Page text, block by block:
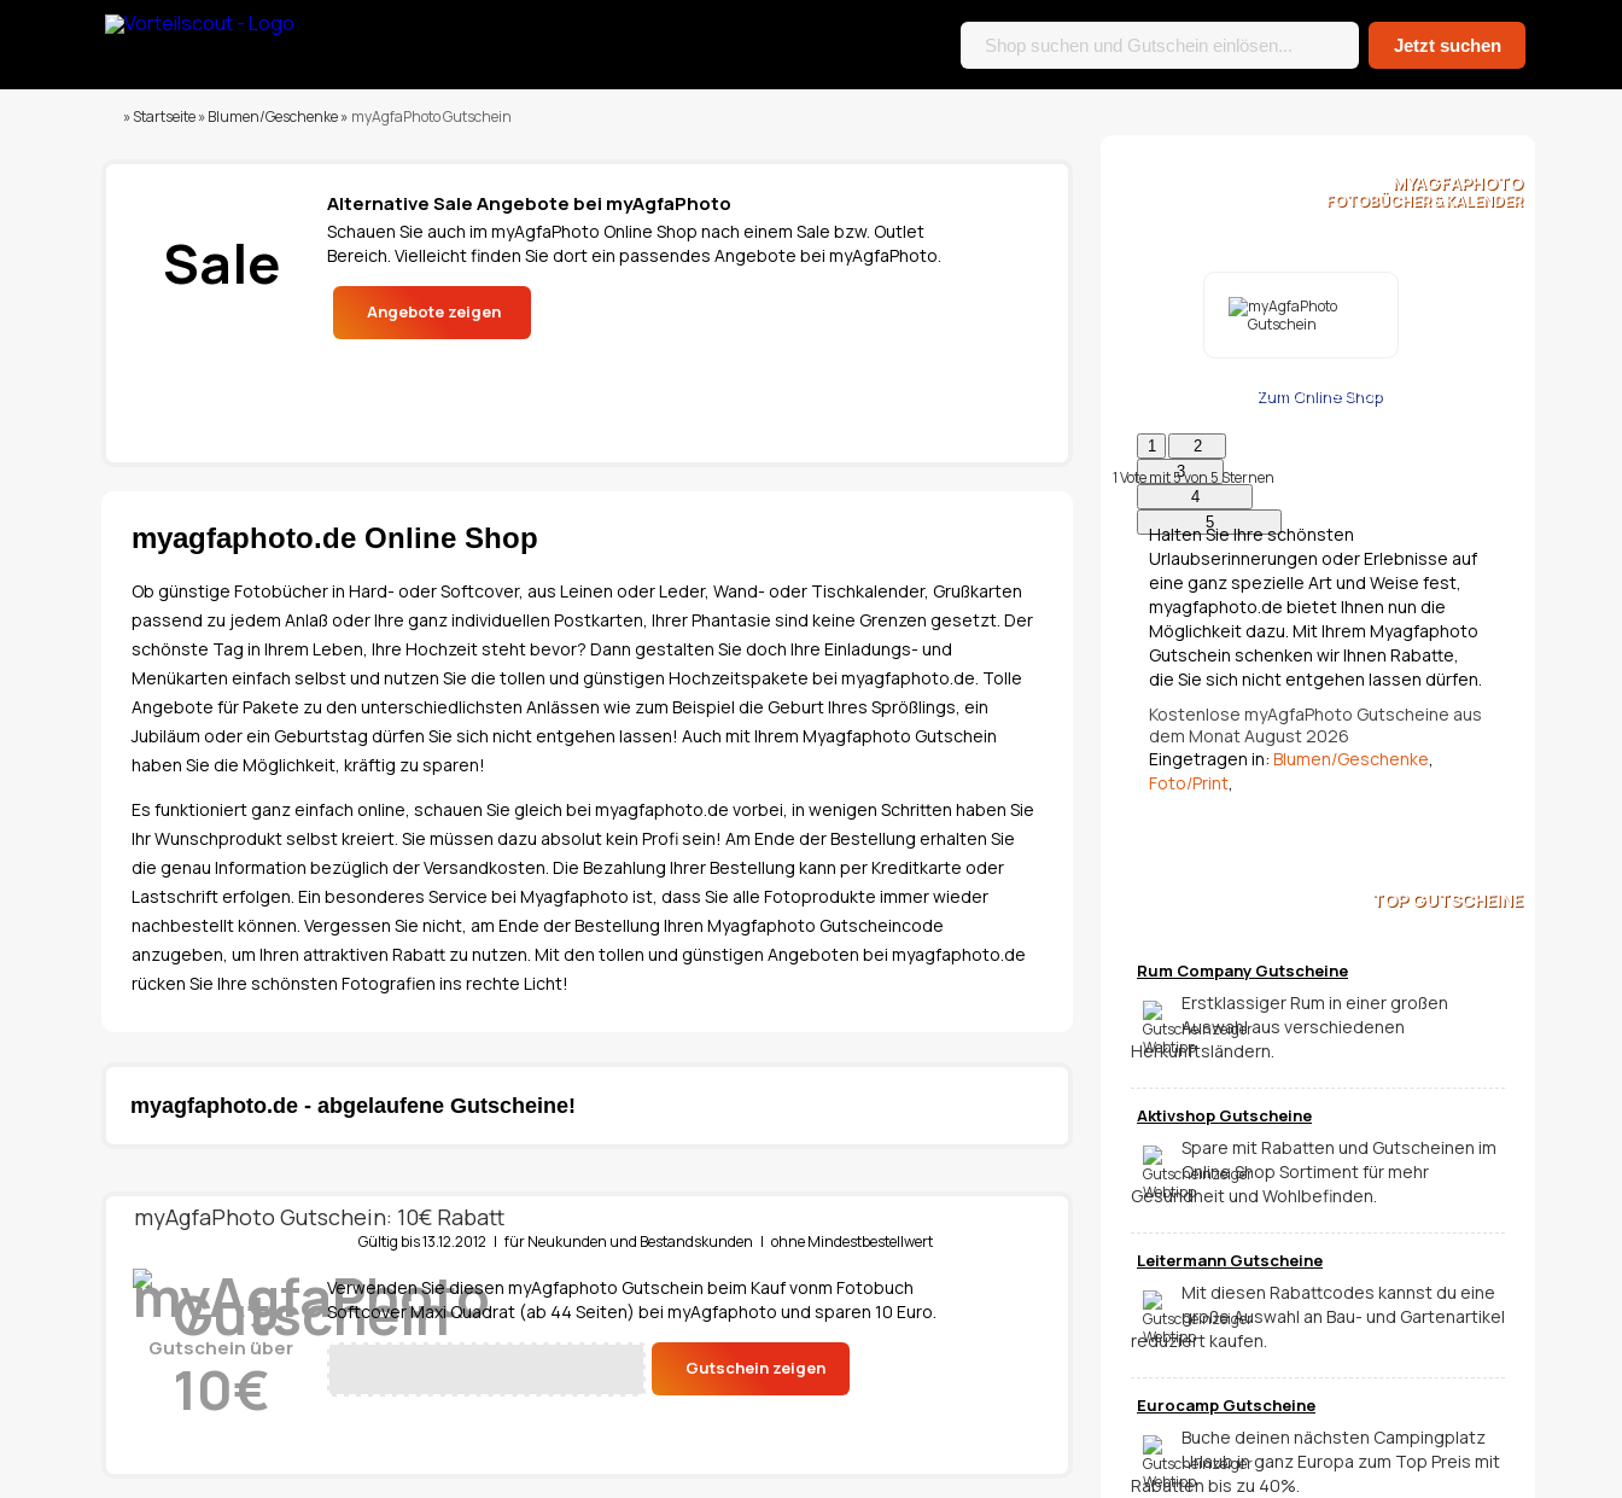
» Startseite » Blumen/Geschenke » myAgfaPhoto Gutschein
Sale
Alternative Sale Angebote bei myAgfaPhoto
Schauen Sie auch im myAgfaPhoto Online Shop nach einem Sale bzw. Outlet
Bereich. Vielleicht finden Sie dort ein passendes Angebote bei myAgfaPhoto.
Angebote zeigen
myagfaphoto.de Online Shop
Ob günstige Fotobücher in Hard- oder Softcover, aus Leinen oder Leder, Wand- oder Tischkalender, Grußkarten
passend zu jedem Anlaß oder Ihre ganz individuellen Postkarten, Ihrer Phantasie sind keine Grenzen gesetzt. Der
schönste Tag in Ihrem Leben, Ihre Hochzeit steht bevor? Dann gestalten Sie doch Ihre Einladungs- und
Menükarten einfach selbst und nutzen Sie die tollen und günstigen Hochzeitspakete bei myagfaphoto.de. Tolle
Angebote für Pakete zu den unterschiedlichsten Anlässen wie zum Beispiel die Geburt Ihres Sprößlings, ein
Jubiläum oder ein Geburtstag dürfen Sie sich nicht entgehen lassen! Auch mit Ihrem Myagfaphoto Gutschein
haben Sie die Möglichkeit, kräftig zu sparen!
Es funktioniert ganz einfach online, schauen Sie gleich bei myagfaphoto.de vorbei, in wenigen Schritten haben Sie
Ihr Wunschprodukt selbst kreiert. Sie müssen dazu absolut kein Profi sein! Am Ende der Bestellung erhalten Sie
die genau Information bezüglich der Versandkosten. Die Bezahlung Ihrer Bestellung kann per Kreditkarte oder
Lastschrift erfolgen. Ein besonderes Service bei Myagfaphoto ist, dass Sie alle Fotoprodukte immer wieder
nachbestellt können. Vergessen Sie nicht, am Ende der Bestellung Ihren Myagfaphoto Gutscheincode
anzugeben, um Ihren attraktiven Rabatt zu nutzen. Mit den tollen und günstigen Angeboten bei myagfaphoto.de
rücken Sie Ihre schönsten Fotografien ins rechte Licht!
myagfaphoto.de - abgelaufene Gutscheine!
myAgfaPhoto Gutschein: 10€ Rabatt
Gültig bis 13.12.2012 | für Neukunden und Bestandskunden | ohne Mindestbestellwert
Gutschein über
10€
Verwenden Sie diesen myAgfaphoto Gutschein beim Kauf vonm Fotobuch
Softcover Maxi Quadrat (ab 44 Seiten) bei myAgfaphoto und sparen 10 Euro.
Gutschein zeigen
MYAGFAPHOTO
FOTOBÜCHER & KALENDER
Zum Online Shop
1Vote mit5von 5Sternen
Halten Sie Ihre schönsten
Urlaubserinnerungen oder Erlebnisse auf
eine ganz spezielle Art und Weise fest,
myagfaphoto.de bietet Ihnen nun die
Möglichkeit dazu. Mit Ihrem Myagfaphoto
Gutschein schenken wir Ihnen Rabatte,
die Sie sich nicht entgehen lassen dürfen.
Kostenlose myAgfaPhoto Gutscheine aus
dem Monat August 2026
Eingetragen in: Blumen/Geschenke,
Foto/Print,
TOPGUTSCHEINE
Rum Company Gutscheine
Erstklassiger Rum in einer großen
Auswahl aus verschiedenen
Herkunftsländern.
Aktivshop Gutscheine
Spare mit Rabatten und Gutscheinen im
Online Shop Sortiment für mehr
Gesundheit und Wohlbefinden.
Leitermann Gutscheine
Mit diesen Rabattcodes kannst du eine
große Auswahl an Bau- und Gartenartikel
reduziert kaufen.
Eurocamp Gutscheine
Buche deinen nächsten Campingplatz
Urlaub in ganz Europa zum Top Preis mit
Rabatten bis zu 40%.